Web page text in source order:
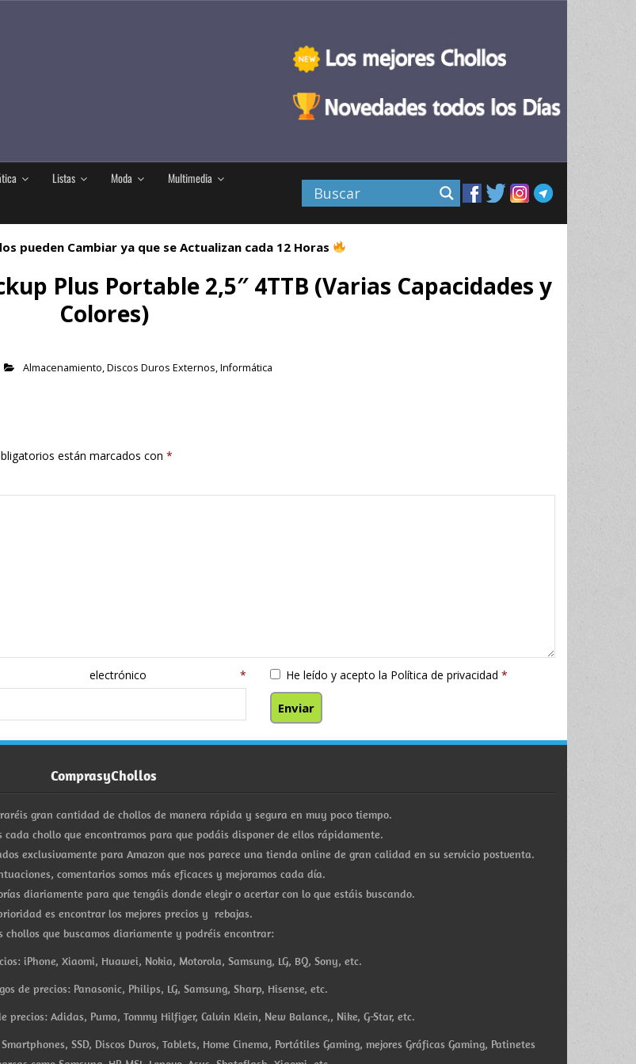
Listas Moda
Multimedia
pueden Cambiar ya que se Actualizan cada 12 Horas
Plus Portable 2,5″ 4TTB (Varias Capacidades y
Colores)
Almacenamiento,Discos Duros Externos,Informática
están marcados con *
electrónico* He leído y acepto la Política de privacidad *
ComprasyChollos
gran cantidad de chollos de manera rápida y segura en muy poco tiempo.
cada chollo que encontramos para que podáis disponer de ellos rápidamente.
exclusivamente para Amazon que nos parece una tienda online de gran calidad en su servicio postventa.
comentarios somos más eficaces y mejoramos cada día.
diariamente para que tengáis donde elegir o acertar con lo que estáis buscando.
es encontrar los mejores precios y rebajas.
chollos que buscamos diariamente y podréis encontrar:
iPhone, Xiaomi, Huawei, Nokia, Motorola, Samsung, LG, BQ, Sony, etc.
de precios: Panasonic, Philips, LG, Samsung, Sharp, Hisense, etc.
precios: Adidas, Puma, Tommy Hilfiger, Calvin Klein, New Balance,, Nike, G-Star, etc.
SSD, Discos Duros, Tablets, Home Cinema, Portátiles Gaming, mejores Gráficas Gaming, Patinetes